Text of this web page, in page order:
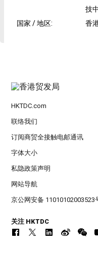
技
国家 / 地区: 香
HKTDC.com
联络我们
订阅商贸全接触电邮通讯
字体大小
私隐政策声明
网站导航
京公网安备 11010102003523
关注 HKTDC